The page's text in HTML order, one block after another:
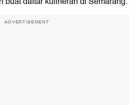
ADVERTISEMENT